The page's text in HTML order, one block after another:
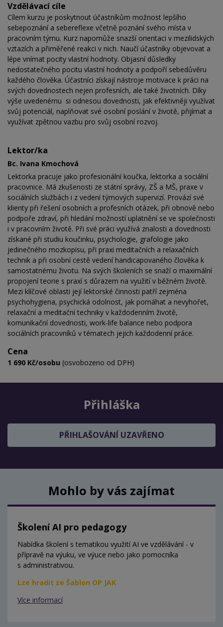
Vzdělávací cíle
Cílem kurzu je poskytnout účastníkům možnost lepšího
sebepoznání a sebereflexe včetně poznání svého místa v
pracovním týmu. Kurz napomůže snazší orientaci v mezilidských
vztazích a přiměřené reakci v nich. Naučí účastníky objevovat a
lépe vnímat pocity vlastní hodnoty. Objasní důsledky
nedostatečného pocitu vlastní hodnoty a podpoří sebedůvěru
každého člověka. Účastníci získají nástroje motivace k práci na
svých dovednostech nejen profesních, ale také životních. Díky
výše uvedenému si odnesou dovednosti, jak efektivněji využívat
svůj potenciál, naplňovat své osobní poslání v životě, přijímat a
využívat zpětnou vazbu pro svůj osobní rozvoj.
Lektor/ka
Bc. Ivana Kmochová
Lektorka pracuje jako profesionální koučka, lektorka a sociální
pracovnice. Má zkušenosti ze státní správy, ZŠ a MŠ, praxe v
sociálních službách i z vedení týmových supervizí. Provází své
klienty při řešení osobních a profesních otázek, při obnově nebo
podpoře zdraví, při hledání možností uplatnění se ve společnosti
i v pracovním životě. Při své práci využívá znalosti a dovednosti
získané při studiu koučinku, psychologie, grafologie jako
jedinečného mozkopisu, při praxi meditačních a relaxačních
technik a při osobní cestě vedení handicapovaného člověka k
samostatnému životu. Na svých školeních se snaží o maximální
propojení teorie s praxí s důrazem na využití v běžném životě.
Mezi klíčové oblasti její lektorské činnosti patří zejména
psychohygiena, psychická odolnost, jak pomáhat a nevyhořet,
relaxační a meditační techniky v každodenním životě,
komunikační dovednosti, work-life balance nebo podpora
sociálních pracovníků v tématech jejich každodenní práce.
Cena
1 690 Kč/osobu (osvobozeno od DPH)
Přihláška
PŘIHLAŠOVÁNÍ UZAVŘENO
Mohlo by vás zajímat
Školení AI pro pedagogy
Nabídka školení s tematikou využití AI ve vzdělávání - v
přípravě na výuku, ve výuce nebo jako pomocníka
s administrativou.
Lze hradit ze Šablon OP JAK
Více informací